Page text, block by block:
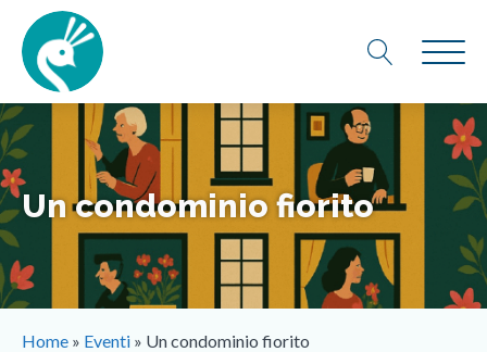
Un condominio fiorito
Home » Eventi » Un condominio fiorito